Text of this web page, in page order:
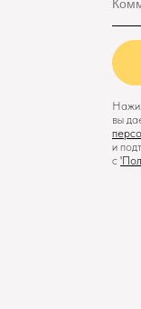
вы
и
с '